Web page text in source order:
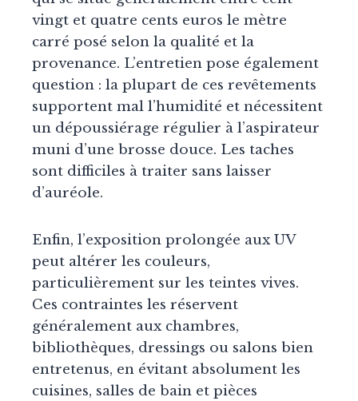
vingt et quatre cents euros le mètre
carré posé selon la qualité et la
provenance. L’entretien pose également
question : la plupart de ces revêtements
supportent mal l’humidité et nécessitent
un dépoussiérage régulier à l’aspirateur
muni d’une brosse douce. Les taches
sont difficiles à traiter sans laisser
d’auréole.
Enfin, l’exposition prolongée aux UV
peut altérer les couleurs,
particulièrement sur les teintes vives.
Ces contraintes les réservent
généralement aux chambres,
bibliothèques, dressings ou salons bien
entretenus, en évitant absolument les
cuisines, salles de bain et pièces